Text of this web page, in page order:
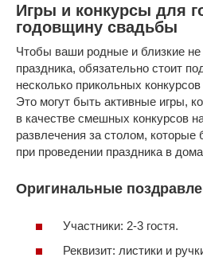
Игры и конкурсы для
годовщину свадьбы
Чтобы ваши родные и близкие не
праздника, обязательно стоит
несколько прикольных
Это могут быть активные игры,
в качестве смешных конкурсов
развлечения за столом,
при проведении праздника в
Оригинальные
Участники: 2-3 гостя.
Реквизит: листики и